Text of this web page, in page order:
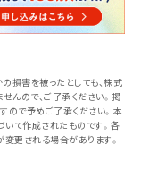
損害を被ったとしても、株式
んので、ご了承ください。掲
ので予めご了承ください。本
て作成されたものです。各
更される場合があります。